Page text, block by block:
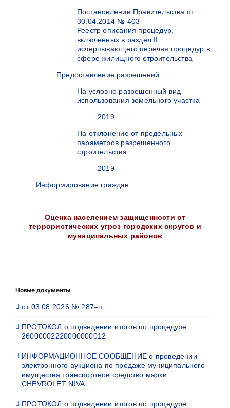
Постановление Правительства от
30.04.2014 № 403
Реестр описания процедур,
включенных в раздел II
исчерпывающего перечня процедур в
сфере жилищного строительства
Предоставление разрешений
На условно разрешенный вид
использования земельного участка
2019
На отклонение от предельных
параметров разрешенного
строительства
2019
Информирование граждан
Оценка населением защищенности от
террористических угроз городских округов и
муниципальных районов
Новые документы
от 03.08.2026 № 287–п
ПРОТОКОЛ о подведении итогов по процедуре
26000002220000000012
ИНФОРМАЦИОННОЕ СООБЩЕНИЕ о проведении
электронного аукциона по продаже муниципального
имущества транспортное средство марки
CHEVROLET NIVA
ПРОТОКОЛ о подведении итогов по процедуре